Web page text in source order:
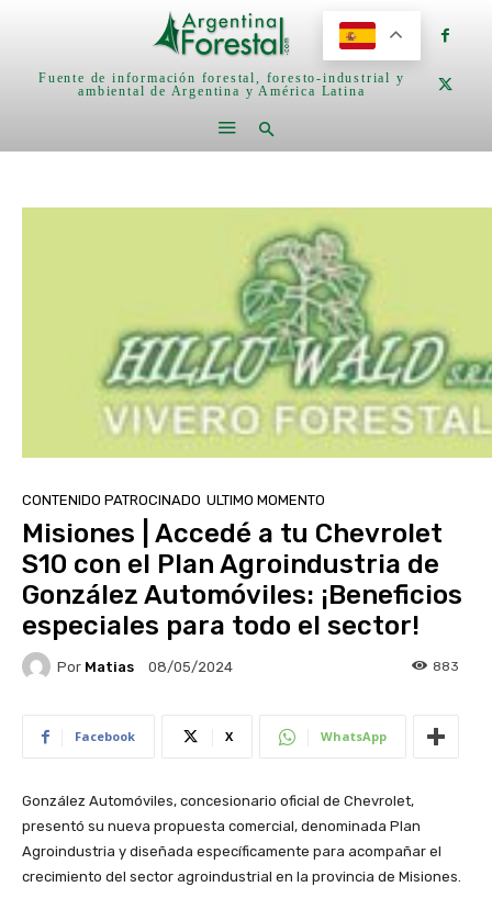
Fuente de información forestal, foresto-industrial y
ambiental de Argentina y América Latina
CONTENIDO PATROCINADO ULTIMO MOMENTO
Misiones | Accedé a tu Chevrolet
S10 con el Plan Agroindustria de
González Automóviles: ¡Beneficios
especiales para todo el sector!
Por Matias 08/05/2024 883
Facebook X WhatsApp
González Automóviles, concesionario oficial de Chevrolet,
presentó su nueva propuesta comercial, denominada Plan
Agroindustria y diseñada específicamente para acompañar el
crecimiento del sector agroindustrial en la provincia de Misiones.